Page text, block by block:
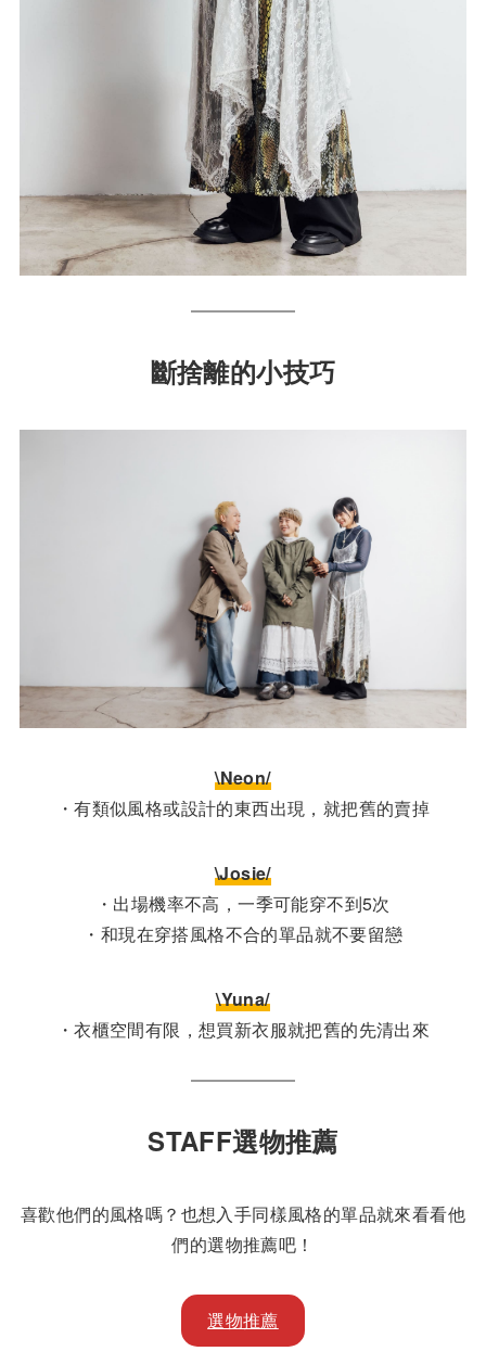
斷捨離的小技巧
\Neon/
・有類似風格或設計的東西出現，就把舊的賣掉
\Josie/
・出場機率不高，一季可能穿不到5次
・和現在穿搭風格不合的單品就不要留戀
\Yuna/
・衣櫃空間有限，想買新衣服就把舊的先清出來
STAFF選物推薦
喜歡他們的風格嗎？也想入手同樣風格的單品就來看看他
們的選物推薦吧！
選物推薦